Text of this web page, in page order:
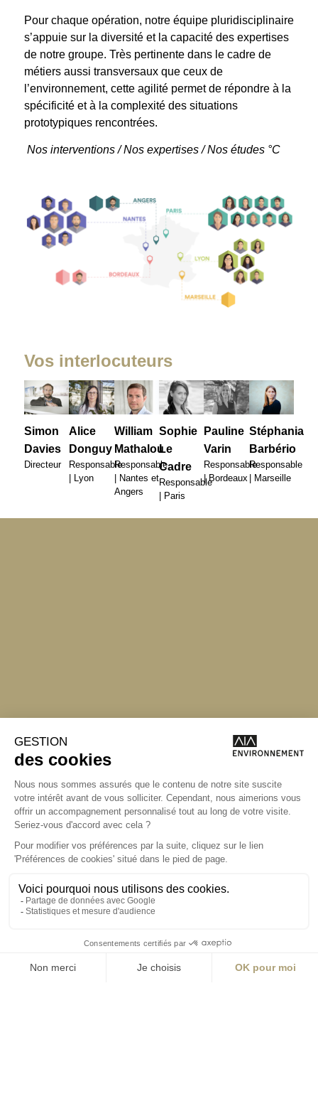
Pour chaque opération, notre équipe pluridisciplinaire
s’appuie sur la diversité et la capacité des expertises
de notre groupe. Très pertinente dans le cadre de
métiers aussi transversaux que ceux de
l’environnement, cette agilité permet de répondre à la
spécificité et à la complexité des situations
prototypiques rencontrées.
Nos interventions/Nos expertises/Nos études °C
Vos interlocuteurs
Simon
Davies
Directeur
Alice
Donguy
Responsable
| Lyon
William
Mathalou
Responsable
| Nantes et
Angers
Sophie
Le
Cadre
Responsable
| Paris
Pauline
Varin
Responsable
| Bordeaux
Stéphania
Barbério
Responsable
| Marseille
Angers
La Station A
14 Boulevard
Yvonne Poirel
49000 Angers
T +33 (0)2 41 36
88 50
environnement@aialifedesigners.fr